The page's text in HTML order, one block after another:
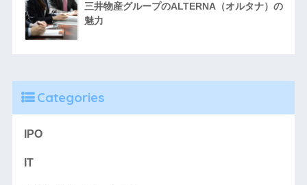
三井物産グループのALTERNA（オルタナ）の
魅力
Categories
IPO
IT